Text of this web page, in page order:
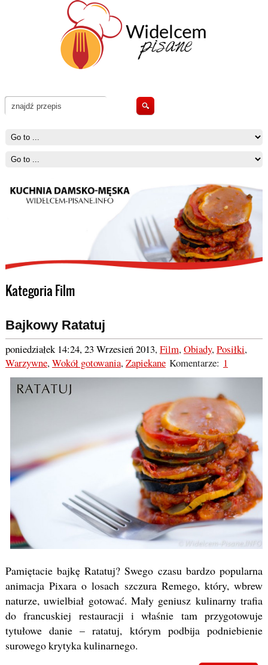
Kategoria Film
Bajkowy Ratatuj
poniedziałek 14:24, 23 Wrzesień 2013,Film,Obiady,Posiłki,
Warzywne,Wokół gotowania,ZapiekaneKomentarze: 1
Pamiętacie bajkę Ratatuj? Swego czasu bardzo popularna
animacja Pixara o losach szczura Remego, który, wbrew
naturze, uwielbiał gotować. Mały geniusz kulinarny trafia
do francuskiej restauracji i właśnie tam przygotowuje
tytułowe danie – ratatuj, którym podbija podniebienie
surowego krytyka kulinarnego.